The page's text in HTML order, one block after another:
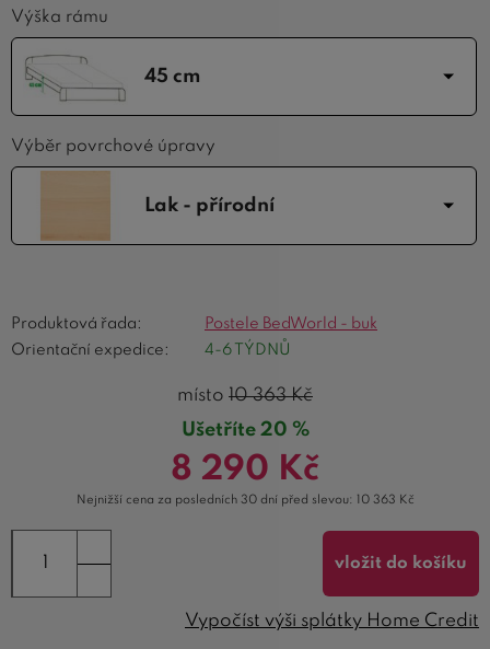
Výška rámu
45 cm
Výběr povrchové úpravy
Lak - přírodní
Produktová řada:
Postele BedWorld - buk
Orientační expedice:
4-6 TÝDNŮ
místo 10 363Kč
Ušetříte 20 %
8 290 Kč
Nejnižší cena za posledních 30 dní před slevou: 10 363 Kč
vložit do košíku
Vypočíst výši splátky Home Credit